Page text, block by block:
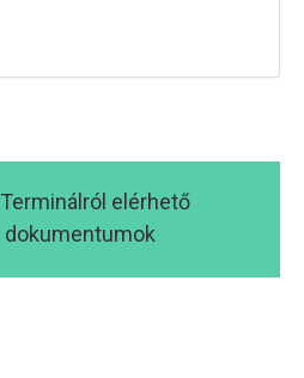
Terminálról elérhető
dokumentumok